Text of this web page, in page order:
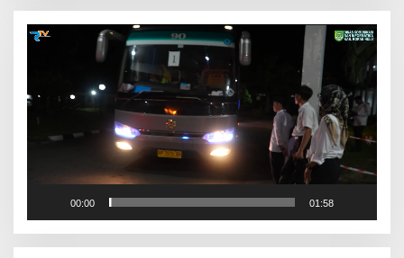
Pemutar
Video
00:00 01:58